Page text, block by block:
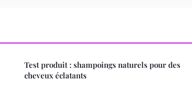
Test produit : shampoings naturels pour des
cheveux éclatants